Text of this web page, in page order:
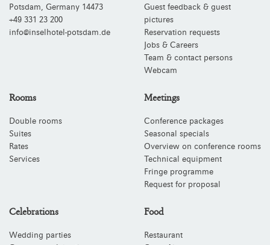
Potsdam, Germany 14473
+49 331 23 200
info@inselhotel-potsdam.de
Guest feedback & guest
pictures
Reservation requests
Jobs & Careers
Team & contact persons
Webcam
Rooms
Double rooms
Suites
Rates
Services
Meetings
Conference packages
Seasonal specials
Overview on conference rooms
Technical equipment
Fringe programme
Request for proposal
Celebrations
Wedding parties
Food
Restaurant